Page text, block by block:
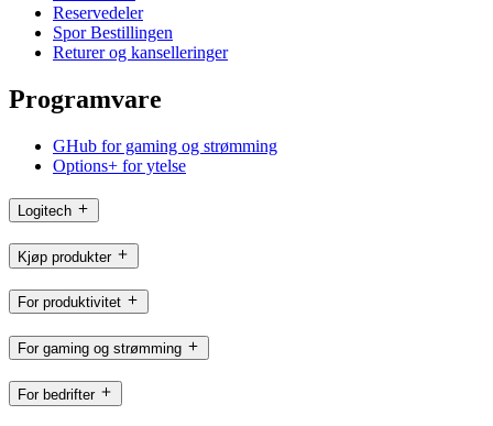
Reservedeler
Spor Bestillingen
Returer og kanselleringer
Programvare
GHub for gaming og strømming
Options+ for ytelse
Logitech
Kjøp produkter
For produktivitet
For gaming og strømming
For bedrifter